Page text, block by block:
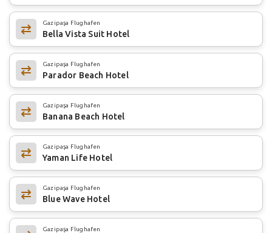
Gazipaşa Flughafen
Bella Vista Suit Hotel
Gazipaşa Flughafen
Parador Beach Hotel
Gazipaşa Flughafen
Banana Beach Hotel
Gazipaşa Flughafen
Yaman Life Hotel
Gazipaşa Flughafen
Blue Wave Hotel
Gazipaşa Flughafen